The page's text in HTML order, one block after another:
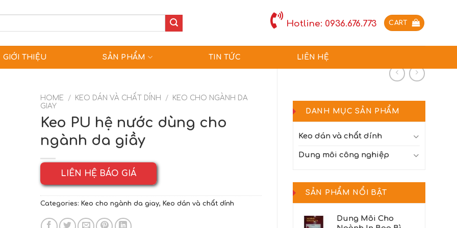
Hotline: 0936.676.773 CART
GIỚI THIỆU SẢN PHẨM TIN TỨC LIÊN HỆ
DANH MỤC SẢN PHẨM
Keo dán và chất dính
Dung môi công nghiệp
SẢN PHẨM NỔI BẬT
Dung Môi Cho
HOME / KEO DÁN VÀ CHẤT DÍNH /
KEO CHO NGÀNH DA
GIAY
Keo PU hệ nước dùng cho
ngành da giầy
LIÊN HỆ BÁO GIÁ
Categories: Keo cho ngành da giay, Keo dán và chất dính